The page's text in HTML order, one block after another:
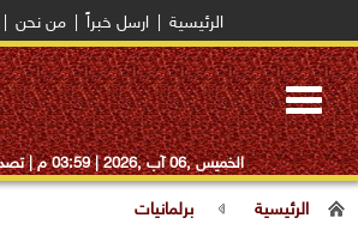
الرئيسية ارسل خبراً من نحن
Toggle
navigation
الخميس ,06 آب ,2026 | 03:59 م |
الرئيسية برلمانيات